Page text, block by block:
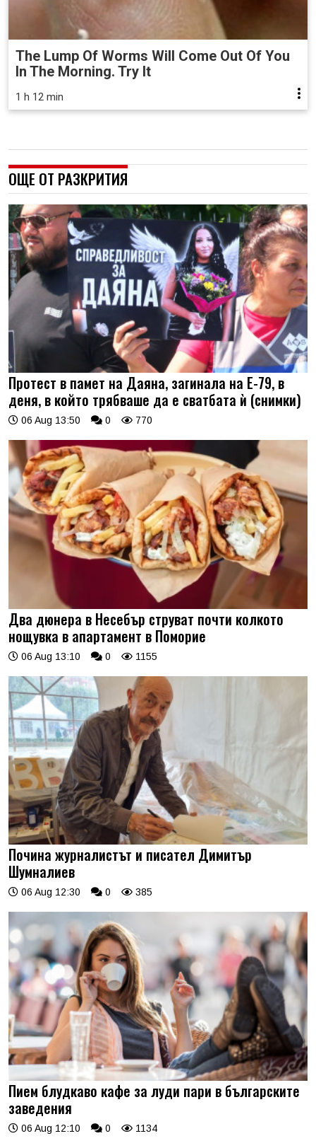
The Lump Of Worms Will Come Out Of You
In The Morning. Try It
1 h 12 min
ОЩЕ ОТ РАЗКРИТИЯ
Протест в памет на Даяна, загинала на Е-79, в
деня, в който трябваше да е сватбата ѝ (снимки)
06 Aug 13:50 0 770
Два дюнера в Несебър струват почти колкото
нощувка в апартамент в Поморие
06 Aug 13:10 0 1155
Почина журналистът и писател Димитър
Шумналиев
06 Aug 12:30 0 385
Пием блудкаво кафе за луди пари в българските
заведения
06 Aug 12:10 0 1134